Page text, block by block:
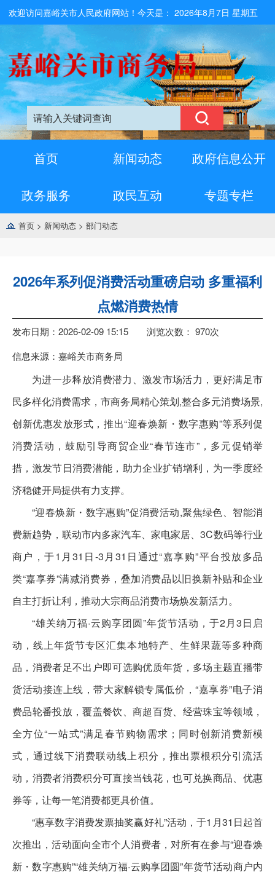
欢迎访问嘉峪关市人民政府网站！今天是：2026年8月7日 星期五
首页 新闻动态 政府信息公开
政务服务 政民互动 专题专栏
首页 > 新闻动态 > 部门动态
2026年系列促消费活动重磅启动 多重福利
点燃消费热情
发布日期：2026-02-09 15:15 浏览次数： 970次
信息来源：嘉峪关市商务局
为进一步释放消费潜力、激发市场活力，更好满足市
民多样化消费需求，市商务局精心策划,整合多元消费场景,
创新优惠发放形式，推出“迎春焕新・数字惠购”等系列促
消费活动，鼓励引导商贸企业“春节连市”，多元促销举
措，激发节日消费潜能，助力企业扩销增利，为一季度经
济稳健开局提供有力支撑。
“迎春焕新・数字惠购”促消费活动,聚焦绿色、智能消
费新趋势，联动市内多家汽车、家电家居、3C数码等行业
商户，于1月31日-3月31日通过“嘉享购”平台投放多品
类“嘉享券”满减消费券，叠加消费品以旧换新补贴和企业
自主打折让利，推动大宗商品消费市场焕发新活力。
“雄关纳万福·云购享团圆”年货节活动，于2月3日启
动，线上年货节专区汇集本地特产、生鲜果蔬等多种商
品，消费者足不出户即可选购优质年货，多场主题直播带
货活动接连上线，带大家解锁专属低价，“嘉享券”电子消
费品轮番投放，覆盖餐饮、商超百货、经营珠宝等领域，
全方位“一站式”满足春节购物需求；同时创新消费新模
式，通过线下消费联动线上积分，推出票根积分引流活
动，消费者消费积分可直接当钱花，也可兑换商品、优惠
券等，让每一笔消费都更具价值。
“惠享数字消费发票抽奖赢好礼”活动，于1月31日起首
次推出，活动面向全市个人消费者，对所有在参与“迎春焕
新・数字惠购”“雄关纳万福·云购享团圆”年货节活动商户内